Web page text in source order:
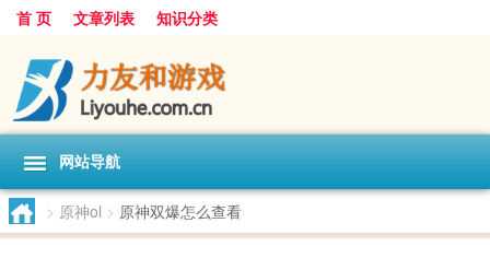
首 页 文章列表 知识分类
网站导航
> 原神ol > 原神双爆怎么查看